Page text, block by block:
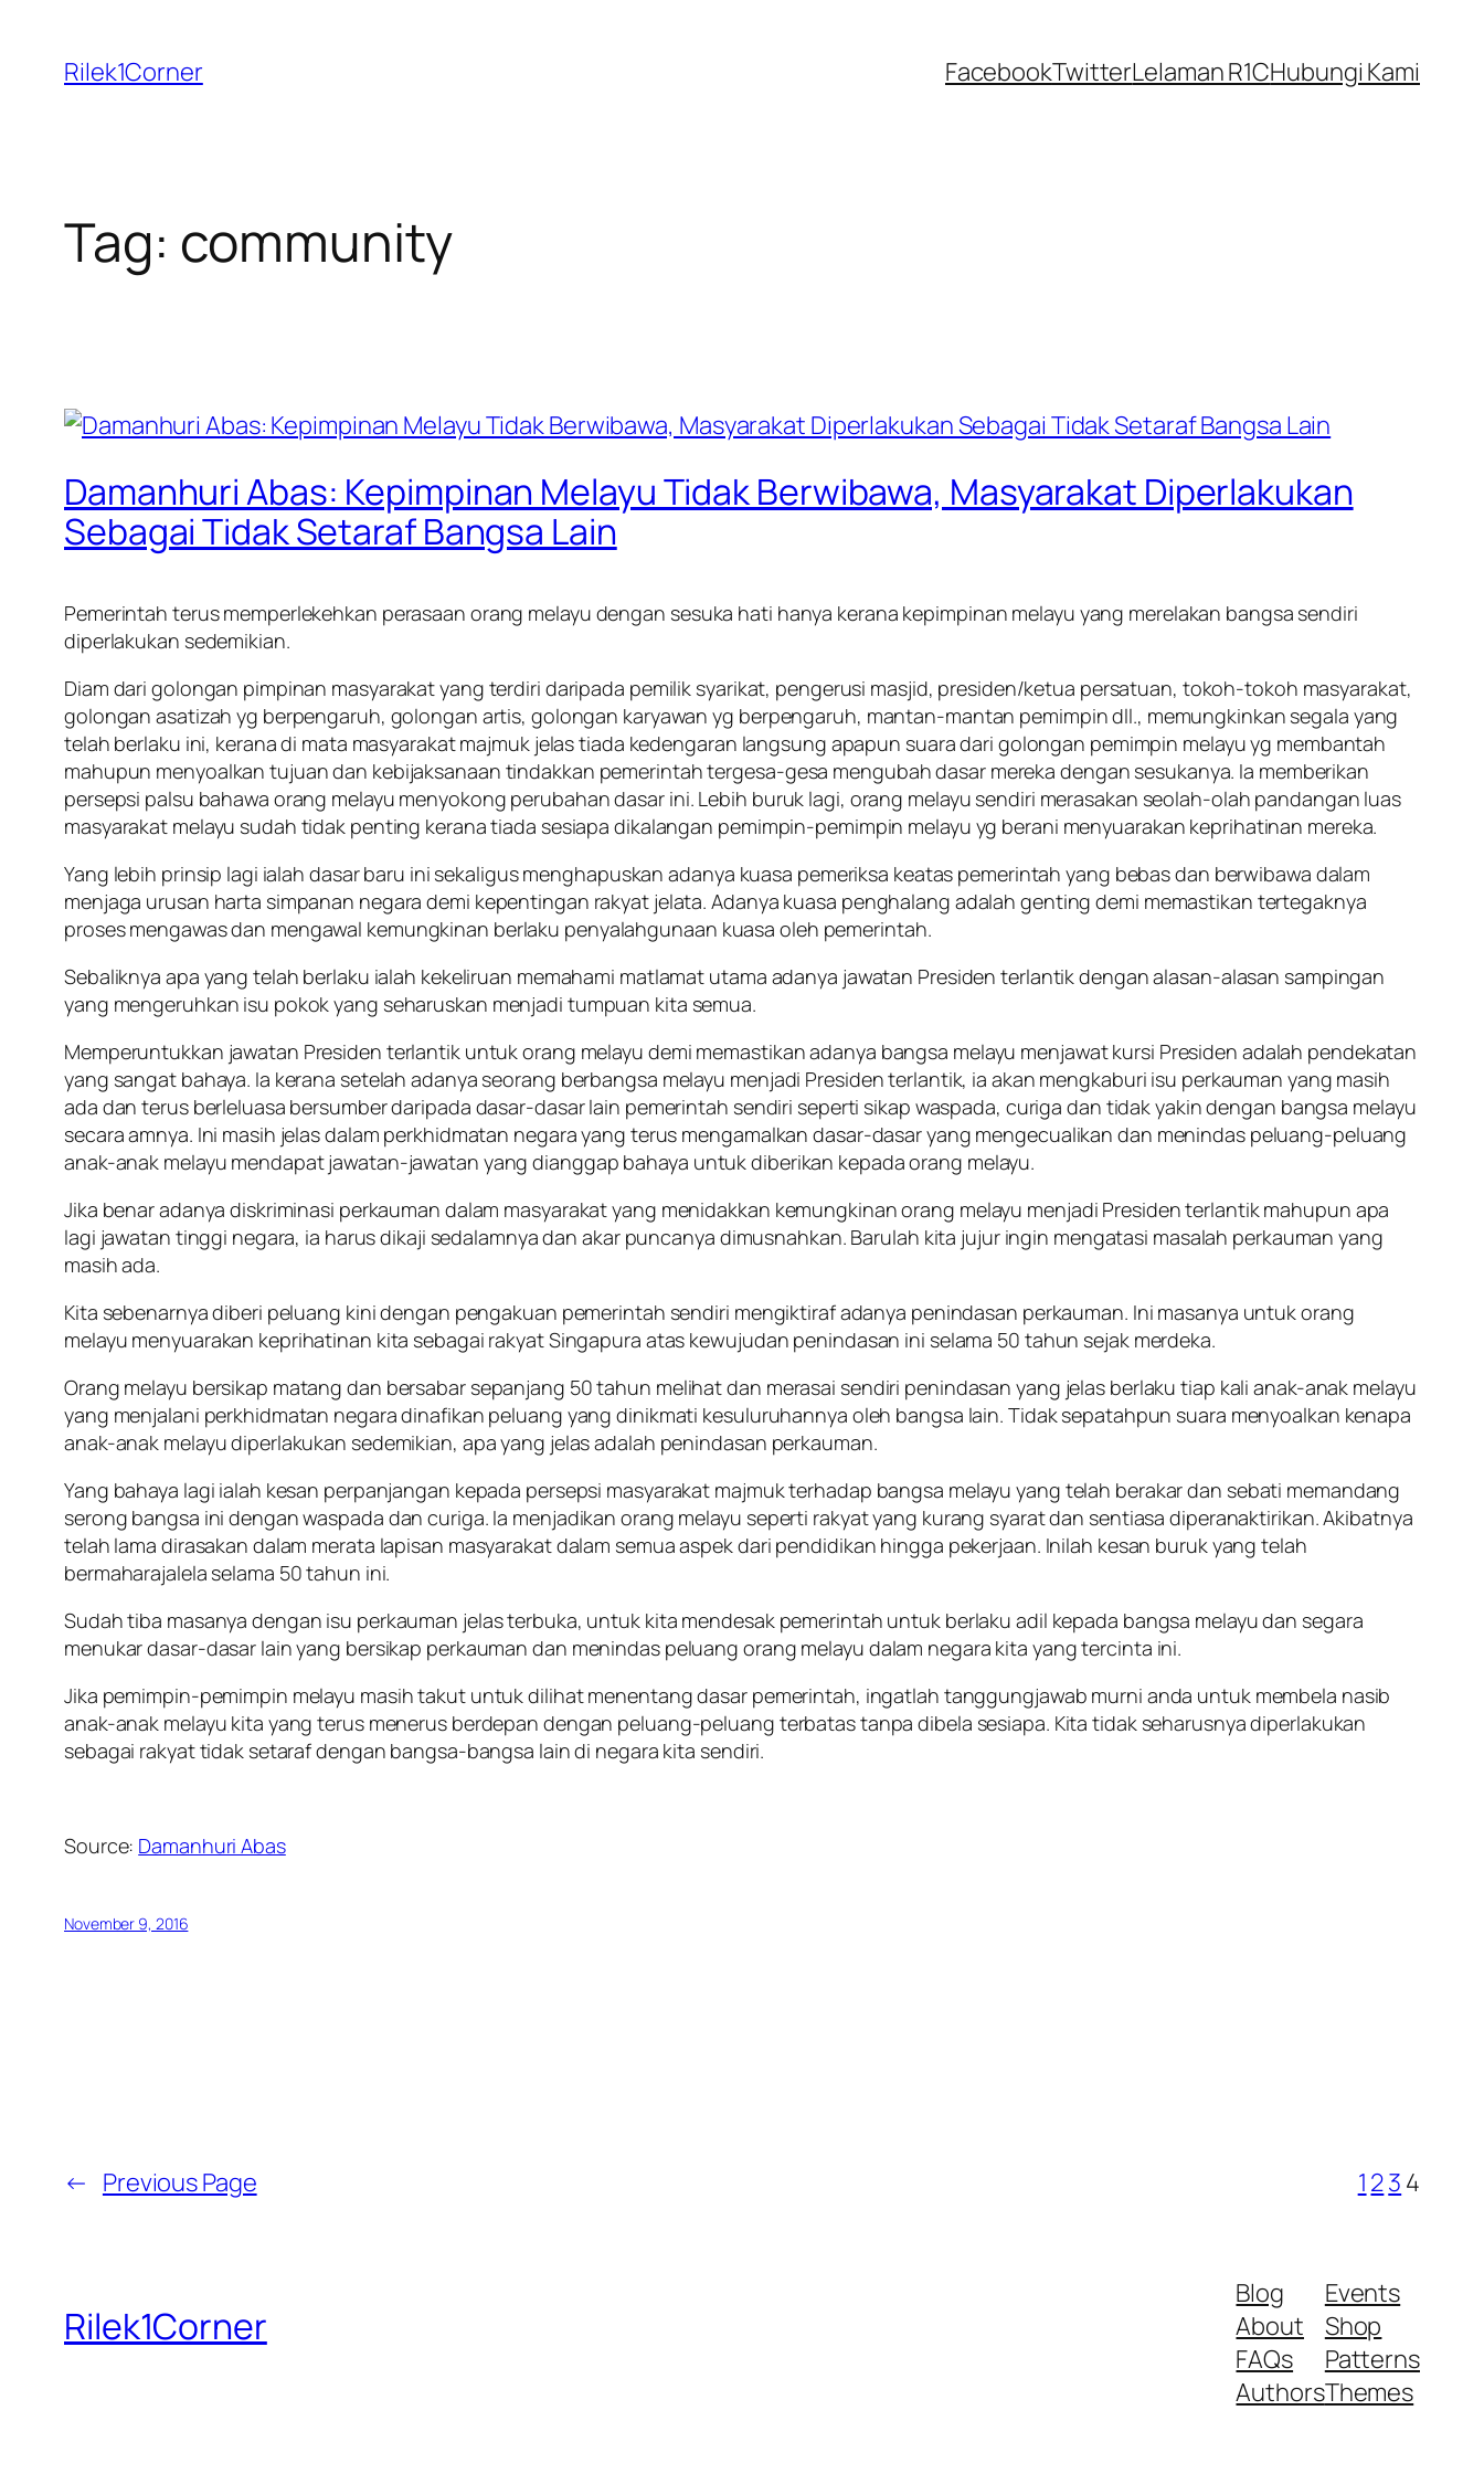
content
Rilek1Corner FacebookTwitterLelaman R1CHubungi Kami
Tag: community
Damanhuri Abas: Kepimpinan Melayu Tidak Berwibawa, Masyarakat Diperlakukan
Sebagai Tidak Setaraf Bangsa Lain
Pemerintah terus memperlekehkan perasaan orang melayu dengan sesuka hati hanya kerana kepimpinan melayu yang merelakan bangsa sendiri
diperlakukan sedemikian.
Diam dari golongan pimpinan masyarakat yang terdiri daripada pemilik syarikat, pengerusi masjid, presiden/ketua persatuan, tokoh-tokoh masyarakat,
golongan asatizah yg berpengaruh, golongan artis, golongan karyawan yg berpengaruh, mantan-mantan pemimpin dll., memungkinkan segala yang
telah berlaku ini, kerana di mata masyarakat majmuk jelas tiada kedengaran langsung apapun suara dari golongan pemimpin melayu yg membantah
mahupun menyoalkan tujuan dan kebijaksanaan tindakkan pemerintah tergesa-gesa mengubah dasar mereka dengan sesukanya. Ia memberikan
persepsi palsu bahawa orang melayu menyokong perubahan dasar ini. Lebih buruk lagi, orang melayu sendiri merasakan seolah-olah pandangan luas
masyarakat melayu sudah tidak penting kerana tiada sesiapa dikalangan pemimpin-pemimpin melayu yg berani menyuarakan keprihatinan mereka.
Yang lebih prinsip lagi ialah dasar baru ini sekaligus menghapuskan adanya kuasa pemeriksa keatas pemerintah yang bebas dan berwibawa dalam
menjaga urusan harta simpanan negara demi kepentingan rakyat jelata. Adanya kuasa penghalang adalah genting demi memastikan tertegaknya
proses mengawas dan mengawal kemungkinan berlaku penyalahgunaan kuasa oleh pemerintah.
Sebaliknya apa yang telah berlaku ialah kekeliruan memahami matlamat utama adanya jawatan Presiden terlantik dengan alasan-alasan sampingan
yang mengeruhkan isu pokok yang seharuskan menjadi tumpuan kita semua.
Memperuntukkan jawatan Presiden terlantik untuk orang melayu demi memastikan adanya bangsa melayu menjawat kursi Presiden adalah pendekatan
yang sangat bahaya. Ia kerana setelah adanya seorang berbangsa melayu menjadi Presiden terlantik, ia akan mengkaburi isu perkauman yang masih
ada dan terus berleluasa bersumber daripada dasar-dasar lain pemerintah sendiri seperti sikap waspada, curiga dan tidak yakin dengan bangsa melayu
secara amnya. Ini masih jelas dalam perkhidmatan negara yang terus mengamalkan dasar-dasar yang mengecualikan dan menindas peluang-peluang
anak-anak melayu mendapat jawatan-jawatan yang dianggap bahaya untuk diberikan kepada orang melayu.
Jika benar adanya diskriminasi perkauman dalam masyarakat yang menidakkan kemungkinan orang melayu menjadi Presiden terlantik mahupun apa
lagi jawatan tinggi negara, ia harus dikaji sedalamnya dan akar puncanya dimusnahkan. Barulah kita jujur ingin mengatasi masalah perkauman yang
masih ada.
Kita sebenarnya diberi peluang kini dengan pengakuan pemerintah sendiri mengiktiraf adanya penindasan perkauman. Ini masanya untuk orang
melayu menyuarakan keprihatinan kita sebagai rakyat Singapura atas kewujudan penindasan ini selama 50 tahun sejak merdeka.
Orang melayu bersikap matang dan bersabar sepanjang 50 tahun melihat dan merasai sendiri penindasan yang jelas berlaku tiap kali anak-anak melayu
yang menjalani perkhidmatan negara dinafikan peluang yang dinikmati kesuluruhannya oleh bangsa lain. Tidak sepatahpun suara menyoalkan kenapa
anak-anak melayu diperlakukan sedemikian, apa yang jelas adalah penindasan perkauman.
Yang bahaya lagi ialah kesan perpanjangan kepada persepsi masyarakat majmuk terhadap bangsa melayu yang telah berakar dan sebati memandang
serong bangsa ini dengan waspada dan curiga. Ia menjadikan orang melayu seperti rakyat yang kurang syarat dan sentiasa diperanaktirikan. Akibatnya
telah lama dirasakan dalam merata lapisan masyarakat dalam semua aspek dari pendidikan hingga pekerjaan. Inilah kesan buruk yang telah
bermaharajalela selama 50 tahun ini.
Sudah tiba masanya dengan isu perkauman jelas terbuka, untuk kita mendesak pemerintah untuk berlaku adil kepada bangsa melayu dan segara
menukar dasar-dasar lain yang bersikap perkauman dan menindas peluang orang melayu dalam negara kita yang tercinta ini.
Jika pemimpin-pemimpin melayu masih takut untuk dilihat menentang dasar pemerintah, ingatlah tanggungjawab murni anda untuk membela nasib
anak-anak melayu kita yang terus menerus berdepan dengan peluang-peluang terbatas tanpa dibela sesiapa. Kita tidak seharusnya diperlakukan
sebagai rakyat tidak setaraf dengan bangsa-bangsa lain di negara kita sendiri.
Source: Damanhuri Abas
November 9, 2016
← Previous Page 1 23 4
Rilek1Corner
Blog
About
FAQs
Authors
Events
Shop
Patterns
Themes